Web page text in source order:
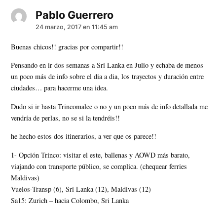
Pablo Guerrerodice:
24 marzo, 2017 en 11:45 am
Buenas chicos!! gracias por compartir!!
Pensando en ir dos semanas a Sri Lanka en Julio y echaba de menos
un poco más de info sobre el dia a dia, los trayectos y duración entre
ciudades… para hacerme una idea.
Dudo si ir hasta Trincomalee o no y un poco más de info detallada me
vendría de perlas, no se si la tendréis!!
he hecho estos dos itinerarios, a ver que os parece!!
1- Opción Trinco: visitar el este, ballenas y AOWD más barato,
viajando con transporte público, se complica. (chequear ferries
Maldivas)
Vuelos-Transp (6), Sri Lanka (12), Maldivas (12)
Sa15: Zurich – hacia Colombo, Sri Lanka